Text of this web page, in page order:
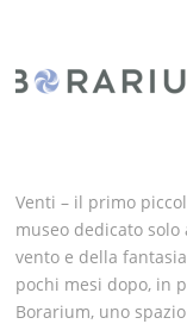
Venti – il primo
museo dedicato solo
vento e della
pochi mesi dopo, in
Borarium, uno